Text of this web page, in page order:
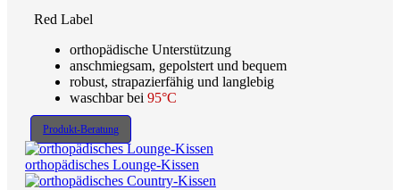
Red Label
orthopädische Unterstützung
anschmiegsam, gepolstert und bequem
robust, strapazierfähig und langlebig
waschbar bei 95°C
Produkt-Beratung
orthopädisches Lounge-Kissen